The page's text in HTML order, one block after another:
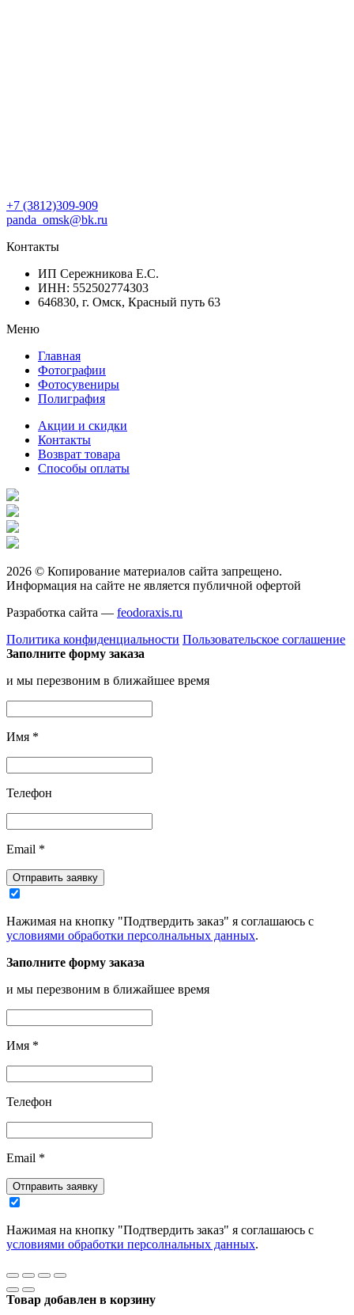
+7 (3812)309-909
panda_omsk@bk.ru
Контакты
ИП Сережникова Е.С.
ИНН: 552502774303
646830, г. Омск, Красный путь 63
Меню
Главная
Фотографии
Фотосувениры
Полиграфия
Акции и скидки
Контакты
Возврат товара
Способы оплаты
2026 © Копирование материалов сайта запрещено.
Информация на сайте не является публичной офертой
Разработка сайта — feodoraxis.ru
Политика конфиденциальности Пользовательское соглашение
Заполните форму заказа
и мы перезвоним в ближайшее время
Имя *
Телефон
Email *
Отправить заявку
Нажимая на кнопку "Подтвердить заказ" я соглашаюсь с
условиями обработки персолнальных данных.
Заполните форму заказа
и мы перезвоним в ближайшее время
Имя *
Телефон
Email *
Отправить заявку
Нажимая на кнопку "Подтвердить заказ" я соглашаюсь с
условиями обработки персолнальных данных.
Товар добавлен в корзину